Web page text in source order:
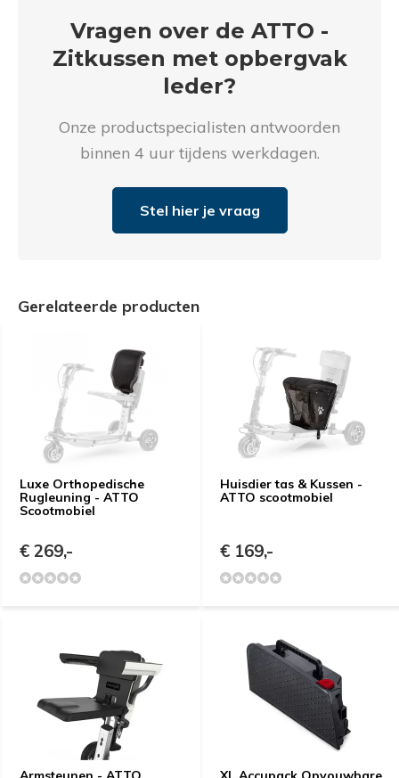
Vragen over de ATTO -
Zitkussen met opbergvak
leder?
Onze productspecialisten antwoorden
binnen 4 uur tijdens werkdagen.
Stel hier je vraag
Gerelateerde producten
Luxe Orthopedische
Rugleuning - ATTO
Scootmobiel
€ 269,-
Huisdier tas & Kussen -
ATTO scootmobiel
€ 169,-